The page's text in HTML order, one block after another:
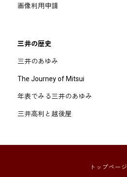
画像利用申請
三井の歴史
三井のあゆみ
The Journey of Mitsui
年表でみる三井のあゆみ
三井高利と越後屋
トップページ